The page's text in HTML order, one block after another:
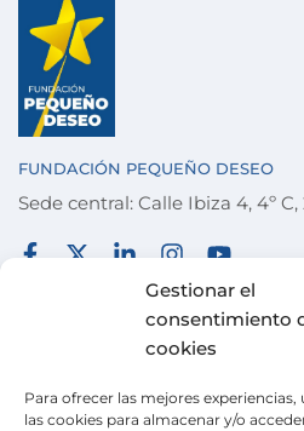
Gestionar el
consentimiento
cookies
Para ofrecer las mejores
las cookies para almacenar y/o
FUNDACIÓN PEQUEÑO DESEO
Sede central: Calle Ibiza 4, 4º
ACTUALIDAD